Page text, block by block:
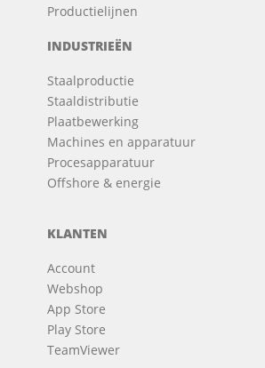
Productielijnen
INDUSTRIEËN
Staalproductie
Staaldistributie
Plaatbewerking
Machines en apparatuur
Procesapparatuur
Offshore & energie
KLANTEN
Account
Webshop
App Store
Play Store
TeamViewer